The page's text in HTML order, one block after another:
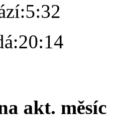
5:32
20:14
akt. měsíc